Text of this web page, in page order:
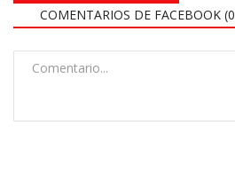
COMENTARIOS DE FACEBOOK (0